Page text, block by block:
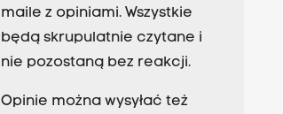
maile z opiniami. Wszystkie
będą skrupulatnie czytane i
nie pozostaną bez reakcji.
Opinie można wysyłać też